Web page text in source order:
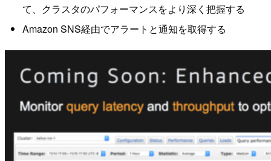
て、クラスタのパフォーマンスをより深く把握する
Amazon SNS経由でアラートと通知を取得する